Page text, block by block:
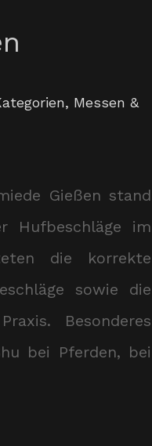
, Messen &
Gießen stand
Hufbeschläge im
die korrekte
sowie die
Besonderes
bei Pferden, bei